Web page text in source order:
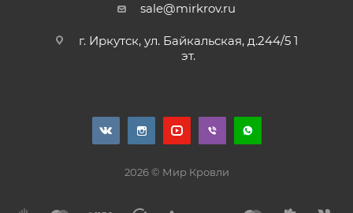
sale@mirkrov.ru
г. Иркутск, ул. Байкальская, д.244/5 1
эт.
2026 © Мир Кровли